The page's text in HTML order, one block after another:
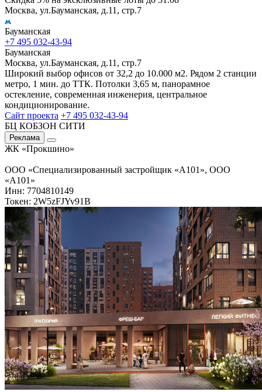
Москва, ул.Бауманская, д.11, стр.7
Бауманская
+7 495 032-43-94
Бауманская
Москва, ул.Бауманская, д.11, стр.7
Широкий выбор офисов от 32,2 до 10.000 м2. Рядом 2 станции
метро, 1 мин. до ТТК. Потолки 3,65 м, панорамное
остекление, современная инженерия, центральное
кондиционирование.
Сайт проекта +7 495 032-43-94
БЦ КОБЗОН СИТИ
Реклама
ЖК «Прокшино»
ООО «Специализированный застройщик «А101», ООО
«А101»
Инн: 7704810149
Токен: 2W5zFJYv91B